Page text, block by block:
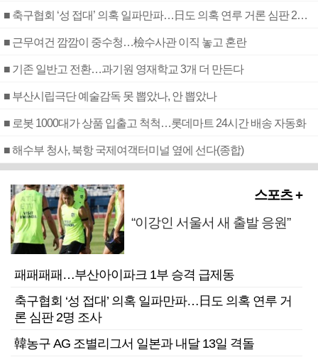
■ 축구협회 ‘성 접대’ 의혹 일파만파…日도 의혹 연루 거론 심판 2명 조사
■ 근무여건 깜깜이 중수청…檢수사관 이직 놓고 혼란
■ 기존 일반고 전환…과기원 영재학교 3개 더 만든다
■ 부산시립극단 예술감독 못 뽑았나, 안 뽑았나
■ 로봇 1000대가 상품 입출고 척척…롯데마트 24시간 배송 자동화
■ 해수부 청사, 북항 국제여객터미널 옆에 선다(종합)
스포츠 +
“이강인 서울서 새 출발 응원”
패패패패…부산아이파크 1부 승격 급제동
축구협회 ‘성 접대’ 의혹 일파만파…日도 의혹 연루 거
론 심판 2명 조사
韓농구 AG 조별리그서 일본과 내달 13일 격돌